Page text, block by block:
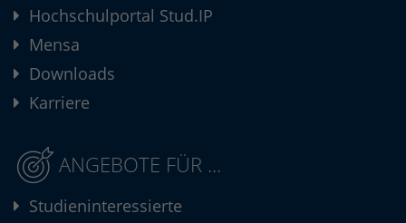
Hochschulportal Stud.IP
Mensa
Downloads
Karriere
ANGEBOTE FÜR ...
Studieninteressierte